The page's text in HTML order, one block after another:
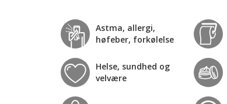
Astma, allergi,
høfeber, forkølelse
Helse, sundhed og
velvære